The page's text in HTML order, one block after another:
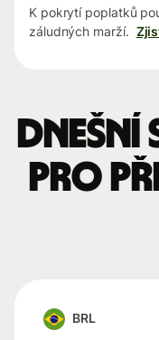
K pokrytí poplatků
záludných marží.
pro
BRL